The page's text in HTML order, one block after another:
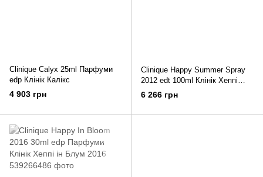
Clinique Calyx 25ml Парфуми
edp Клінік Калікс
4 903 грн
Clinique Happy Summer Spray
2012 edt 100ml Клінік Хеппі
Саммер Спрей 2012
6 266 грн